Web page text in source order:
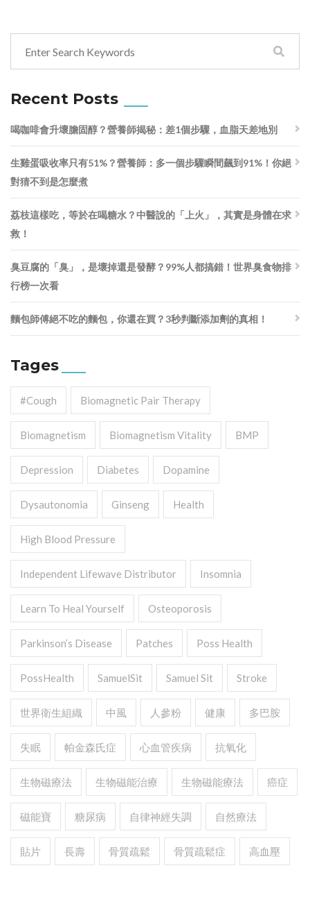
Recent Posts
喝咖啡會升壞膽固醇？營養師揭秘：差1個步驟，血脂天差地別
生雞蛋吸收率只有51%？營養師：多一個步驟瞬間飆到91%！你絕
對猜不到是怎麼煮
荔枝這樣吃，等於在喝糖水？中醫說的「上火」，其實是身體在求
救！
臭豆腐的「臭」，是壞掉還是發酵？99%人都搞錯！世界臭食物排
行榜一次看
麵包師傅絕不吃的麵包，你還在買？3秒判斷添加劑的真相！
Tages
#cough Biomagnetic Pair Therapy
Biomagnetism Biomagnetism Vitality BMP
Depression Diabetes Dopamine
Dysautonomia Ginseng Health
High Blood Pressure
Independent Lifewave Distributor Insomnia
Learn To Heal Yourself Osteoporosis
Parkinson’s Disease Patches Poss Health
PossHealth SamuelSit Samuel Sit Stroke
世界衛生組織 中風 人參粉 健康 多巴胺
失眠 帕金森氏症 心血管疾病 抗氧化
生物磁療法 生物磁能治療 生物磁能療法 癌症
磁能寶 糖尿病 自律神經失調 自然療法
貼片 長壽 骨質疏鬆 骨質疏鬆症 高血壓